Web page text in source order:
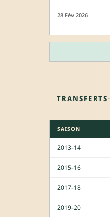
28 Fév 2026
TRANSFERTS
SAISON
2013-14
2015-16
2017-18
2019-20